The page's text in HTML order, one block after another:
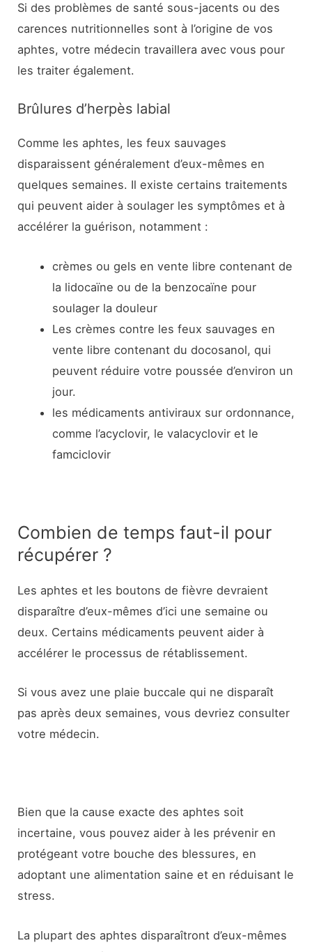
Si des problèmes de santé sous-jacents ou des
carences nutritionnelles sont à l’origine de vos
aphtes, votre médecin travaillera avec vous pour
les traiter également.
Brûlures d’herpès labial
Comme les aphtes, les feux sauvages
disparaissent généralement d’eux-mêmes en
quelques semaines. Il existe certains traitements
qui peuvent aider à soulager les symptômes et à
accélérer la guérison, notamment :
crèmes ou gels en vente libre contenant de
la lidocaïne ou de la benzocaïne pour
soulager la douleur
Les crèmes contre les feux sauvages en
vente libre contenant du docosanol, qui
peuvent réduire votre poussée d’environ un
jour.
les médicaments antiviraux sur ordonnance,
comme l’acyclovir, le valacyclovir et le
famciclovir
Combien de temps faut-il pour
récupérer ?
Les aphtes et les boutons de fièvre devraient
disparaître d’eux-mêmes d’ici une semaine ou
deux. Certains médicaments peuvent aider à
accélérer le processus de rétablissement.
Si vous avez une plaie buccale qui ne disparaît
pas après deux semaines, vous devriez consulter
votre médecin.
Bien que la cause exacte des aphtes soit
incertaine, vous pouvez aider à les prévenir en
protégeant votre bouche des blessures, en
adoptant une alimentation saine et en réduisant le
stress.
La plupart des aphtes disparaîtront d’eux-mêmes